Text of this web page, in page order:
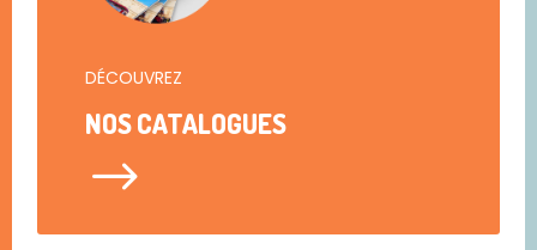
DÉCOUVREZ
NOS CATALOGUES
$